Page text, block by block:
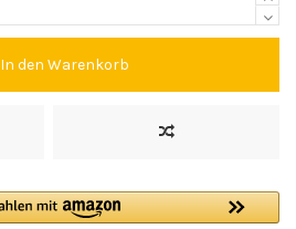
In den Warenkorb